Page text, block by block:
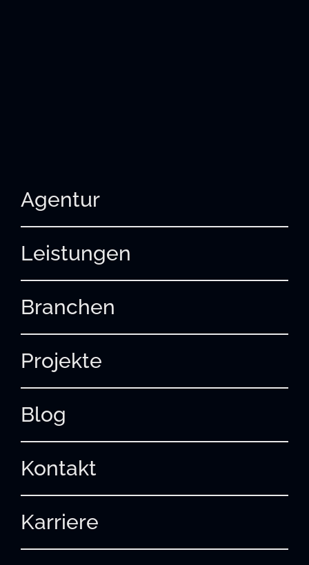
Agentur
Leistungen
Branchen
Projekte
Blog
Kontakt
Karriere